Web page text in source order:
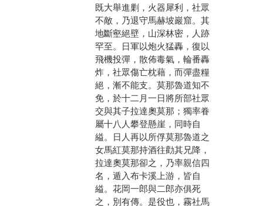
既大舉進剿，火器犀利，社眾
不敵，乃退守馬赫坡巖窟。其
地斷壑絕壁，山深林密，人跡
罕至。日軍以炮火猛轟，復以
飛機投彈，散佈毒氣，輪番轟
炸，社眾傷亡枕藉，而彈盡糧
絕，漸不能支。莫那魯道知不
免，於十二月一日將所部社眾
交與其子拉達奧莫那；獨率眷
屬十八人攀登懸崖，同時自
縊。日人再以所俘莫那魯道之
女馬紅莫那持酒往勸其兄降，
拉達奧莫那卻之，乃率親信四
名，遁入布卡溪上游，皆自
縊。花岡一郎與二郎亦俱死
之，別有傳。是役也，霧社馬